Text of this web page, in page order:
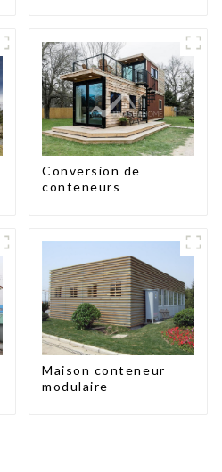
Conversion de
conteneurs
Maison conteneur
modulaire